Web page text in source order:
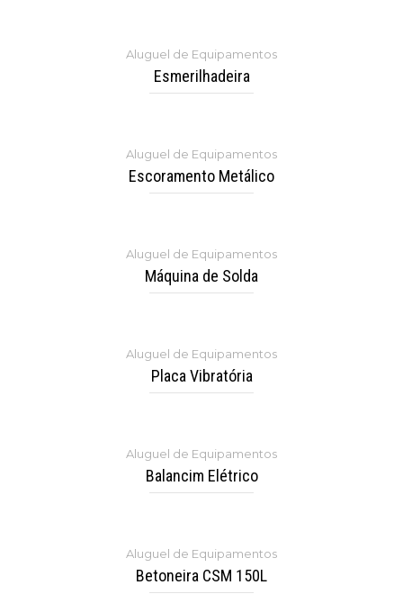
Aluguel de Equipamentos
Esmerilhadeira
Aluguel de Equipamentos
Escoramento Metálico
Aluguel de Equipamentos
Máquina de Solda
Aluguel de Equipamentos
Placa Vibratória
Aluguel de Equipamentos
Balancim Elétrico
Aluguel de Equipamentos
Betoneira CSM 150L